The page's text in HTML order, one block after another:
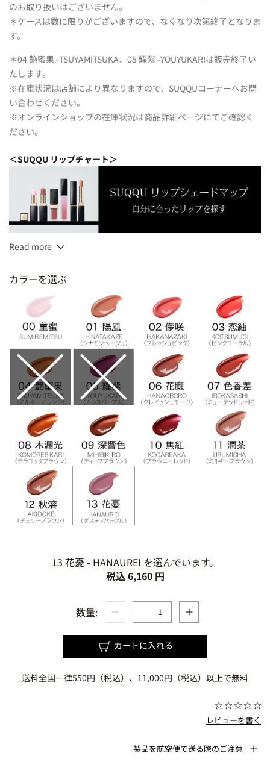
のお取り扱いはございません。
＊ケースは数に限りがございますので、なくなり次第終了となりま
す。
＊04 艶蜜果 -TSUYAMITSUKA、05 耀紫 -YOUYUKARIは販売終了い
たします。
※在庫状況は店舗により異なりますので、SUQQUコーナーへお問
い合わせください。
※オンラインショップの在庫状況は商品詳細ページにてご確認く
ださい。
＜SUQQU リップチャート＞
3.7g
Read more
カラーを選ぶ
13 花憂 - HANAUREI を選んでいます。
税込 6,160 円
数量:
カートに入れる
送料全国一律550円（税込）、11,000円（税込）以上で無料
レビューを書く
製品を航空便で送る際のご注意